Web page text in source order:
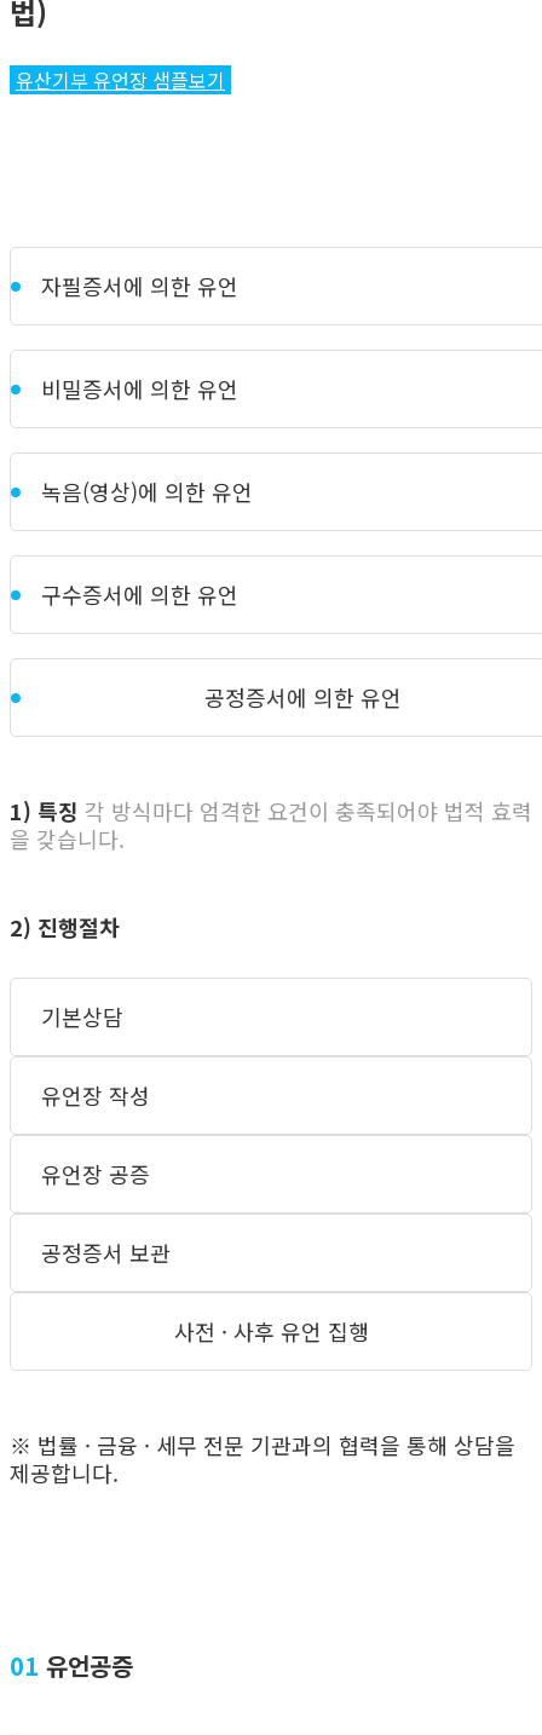
법)
유산기부 유언장 샘플보기
자필증서에 의한 유언
비밀증서에 의한 유언
녹음(영상)에 의한 유언
구수증서에 의한 유언
공정증서에 의한 유언
1) 특징 각 방식마다 엄격한 요건이 충족되어야 법적 효력
을 갖습니다.
2) 진행절차
기본상담
유언장 작성
유언장 공증
공정증서 보관
사전 · 사후 유언 집행
※ 법률 · 금융 · 세무 전문 기관과의 협력을 통해 상담을
제공합니다.
01 유언공증